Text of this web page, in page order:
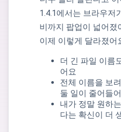
1.4.1에서는 브라우저
비까지 팝업이 넓어졌
이제 이렇게 달라졌어
더 긴 파일 이름
어요
전체 이름을 보
둘 일이 줄어들
내가 정말 원하
다는 확신이 더